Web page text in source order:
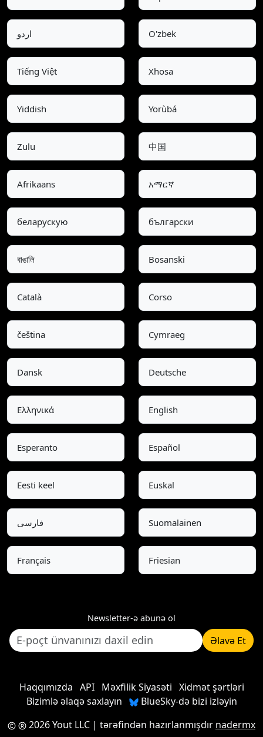
اردو O'zbek
Tiếng Việt Xhosa
Yiddish Yorùbá
Zulu 中国
Afrikaans አማርኛ
беларускую български
বাঙালি Bosanski
Català Corso
čeština Cymraeg
Dansk Deutsche
Ελληνικά English
Esperanto Español
Eesti keel Euskal
فارسی Suomalainen
Français Friesian
Newsletter-ə abunə ol
Əlavə Et
Haqqımızda API Məxfilik Siyasəti Xidmət şərtləri
Bizimlə əlaqə saxlayın
BlueSky-də bizi izləyin
2026 Yout LLC | tərəfindən hazırlanmışdır nadermx